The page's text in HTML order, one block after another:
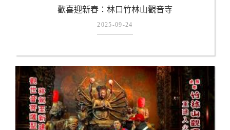
歡喜迎新春：林口竹林山觀音寺
2025-09-24